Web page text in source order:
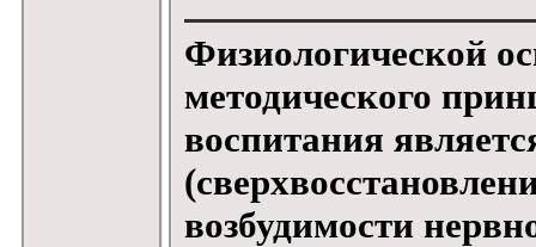
Физиологической
методического
воспитания
возбудимости